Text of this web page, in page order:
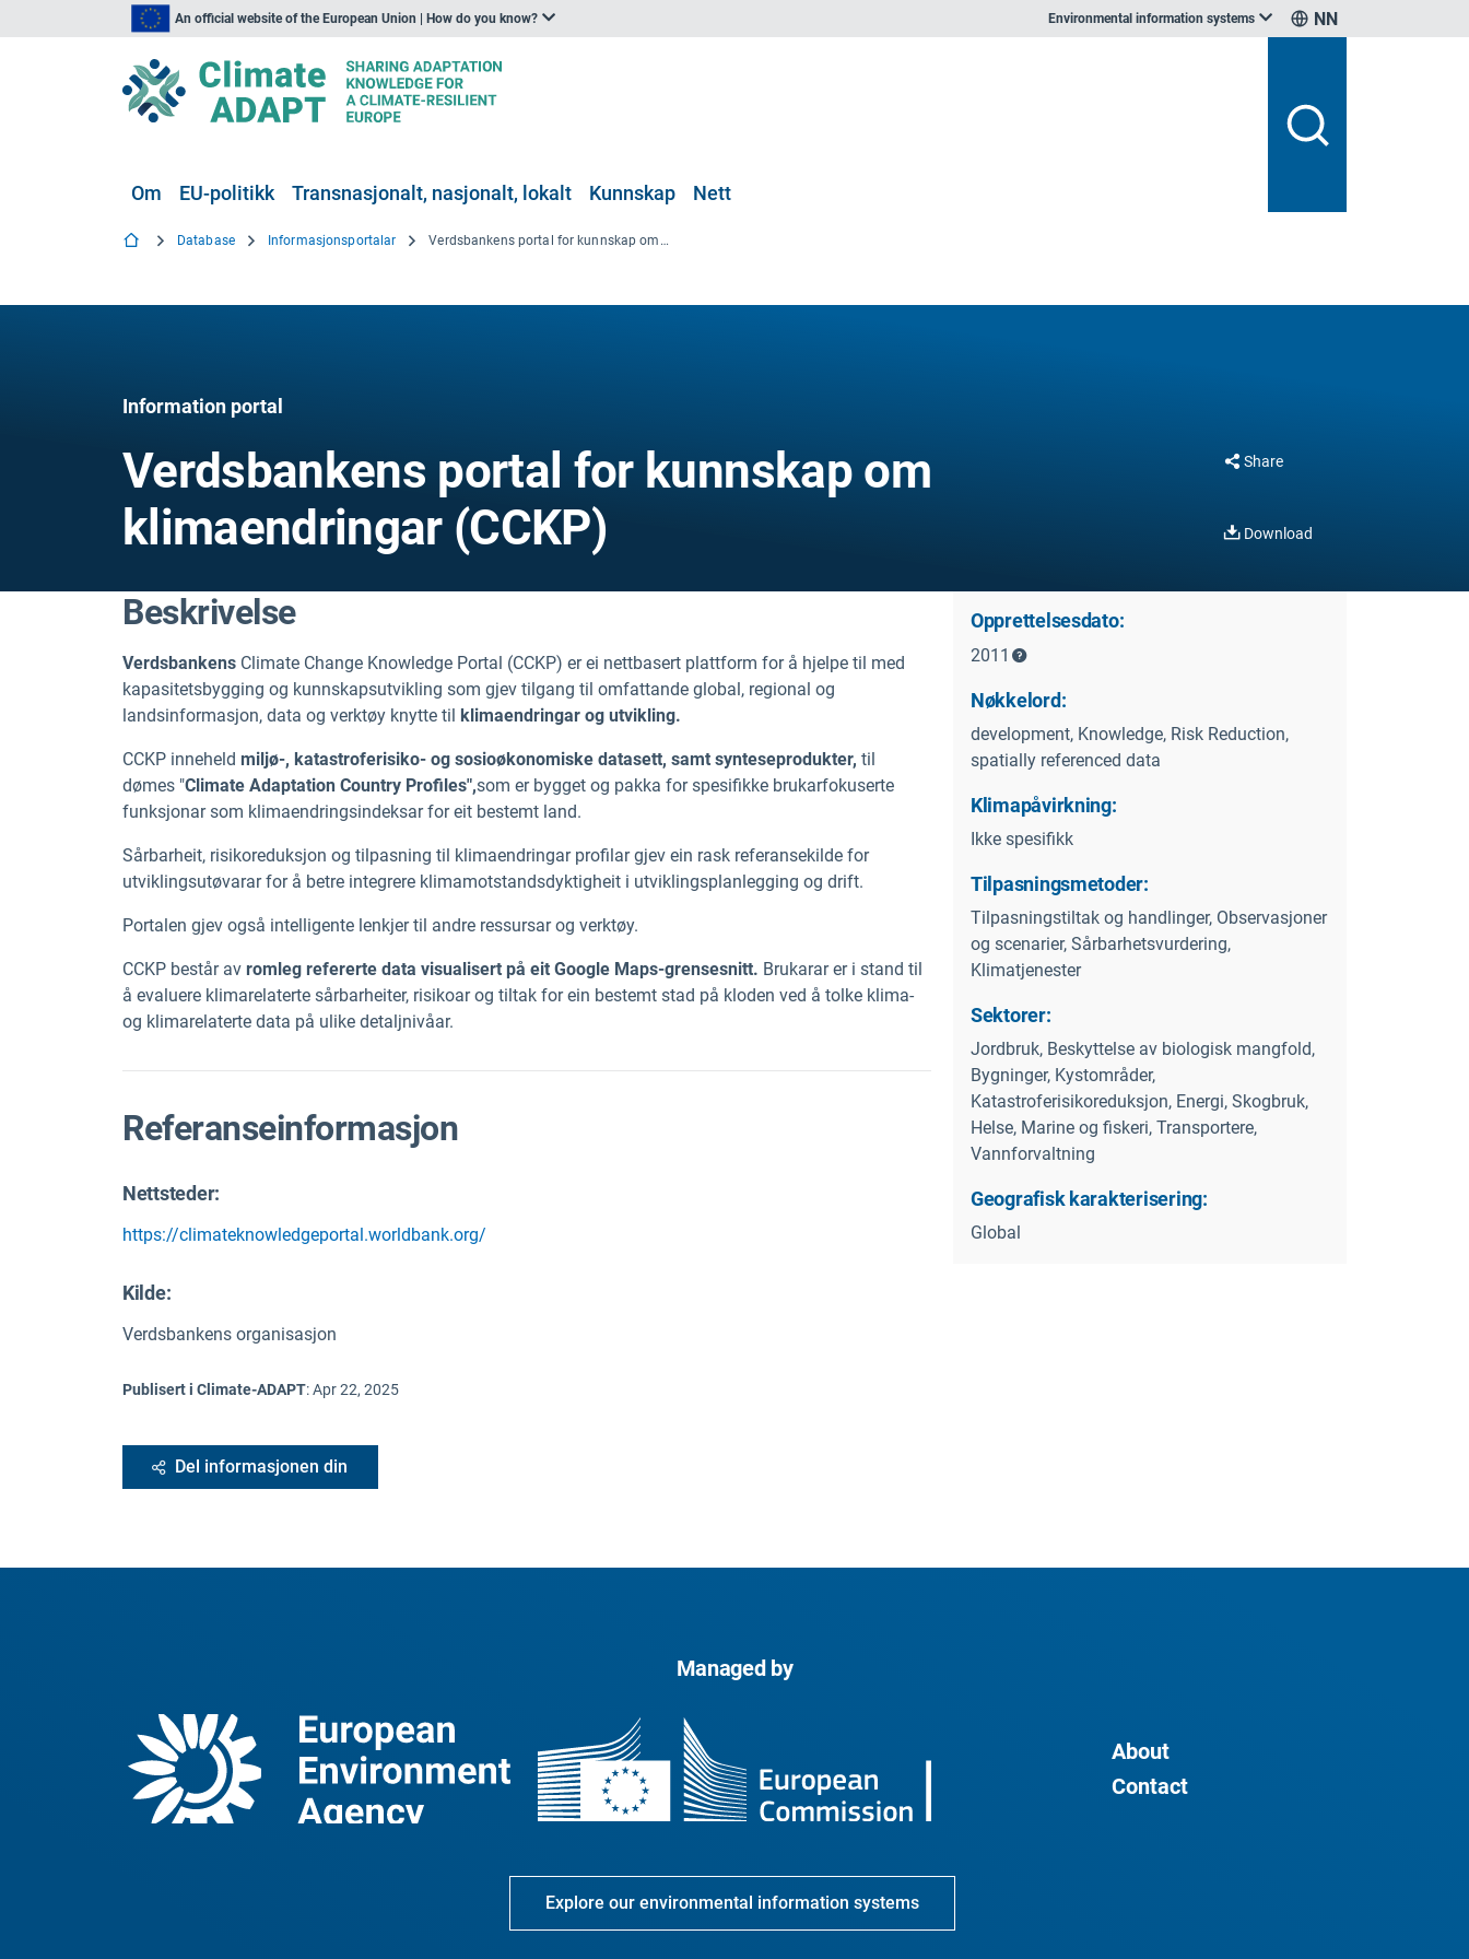
An official website of the European Union | How do you know? Environmental information systems NN
Om EU-politikk Transnasjonalt, nasjonalt, lokalt Kunnskap Nett
Database Informasjonsportalar Verdsbankens portal for kunnskap om klimaendringar (CCKP)
Information portal
Verdsbankens portal for kunnskap om
klimaendringar (CCKP)
Share
Download
Beskrivelse
Verdsbankens Climate Change Knowledge Portal (CCKP) er ei nettbasert plattform for å hjelpe til med
kapasitetsbygging og kunnskapsutvikling som gjev tilgang til omfattande global, regional og
landsinformasjon, data og verktøy knytte til klimaendringar og utvikling.
CCKP inneheld miljø-, katastroferisiko- og sosioøkonomiske datasett, samt synteseprodukter, til
dømes "Climate Adaptation Country Profiles",som er bygget og pakka for spesifikke brukarfokuserte
funksjonar som klimaendringsindeksar for eit bestemt land.
Sårbarheit, risikoreduksjon og tilpasning til klimaendringar profilar gjev ein rask referansekilde for
utviklingsutøvarar for å betre integrere klimamotstandsdyktigheit i utviklingsplanlegging og drift.
Portalen gjev også intelligente lenkjer til andre ressursar og verktøy.
CCKP består av romleg refererte data visualisert på eit Google Maps-grensesnitt. Brukarar er i stand til
å evaluere klimarelaterte sårbarheiter, risikoar og tiltak for ein bestemt stad på kloden ved å tolke klima-
og klimarelaterte data på ulike detaljnivåar.
Referanseinformasjon
Nettsteder:
https://climateknowledgeportal.worldbank.org/
Kilde:
Verdsbankens organisasjon
Publisert i Climate-ADAPT:Apr 22, 2025
Del informasjonen din
Opprettelsesdato:
2011
Nøkkelord:
development, Knowledge, Risk Reduction,
spatially referenced data
Klimapåvirkning:
Ikke spesifikk
Tilpasningsmetoder:
Tilpasningstiltak og handlinger, Observasjoner
og scenarier, Sårbarhetsvurdering,
Klimatjenester
Sektorer:
Jordbruk, Beskyttelse av biologisk mangfold,
Bygninger, Kystområder,
Katastroferisikoreduksjon, Energi, Skogbruk,
Helse, Marine og fiskeri, Transportere,
Vannforvaltning
Geografisk karakterisering:
Global
Managed by
About
Contact
Explore our environmental information systems